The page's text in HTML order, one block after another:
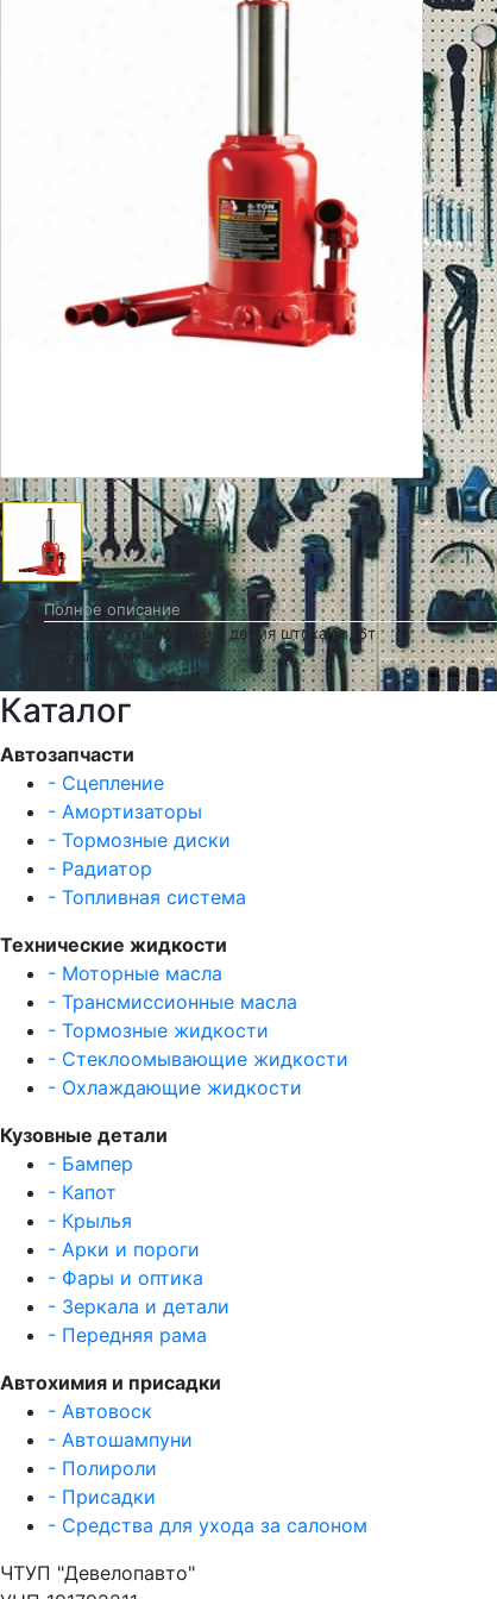
Полное описание
Домкрат бутылочный с двумя штоками, 6т
С клапаном
Каталог
Автозапчасти
- Сцепление
- Амортизаторы
- Тормозные диски
- Радиатор
- Топливная система
Технические жидкости
- Моторные масла
- Трансмиссионные масла
- Тормозные жидкости
- Стеклоомывающие жидкости
- Охлаждающие жидкости
Кузовные детали
- Бампер
- Капот
- Крылья
- Арки и пороги
- Фары и оптика
- Зеркала и детали
- Передняя рама
Автохимия и присадки
- Автовоск
- Автошампуни
- Полироли
- Присадки
- Средства для ухода за салоном
ЧТУП "Девелопавто"